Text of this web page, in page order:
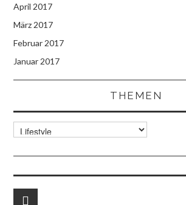
April 2017
März 2017
Februar 2017
Januar 2017
THEMEN
Themen